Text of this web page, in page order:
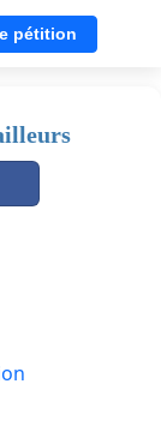
pétition